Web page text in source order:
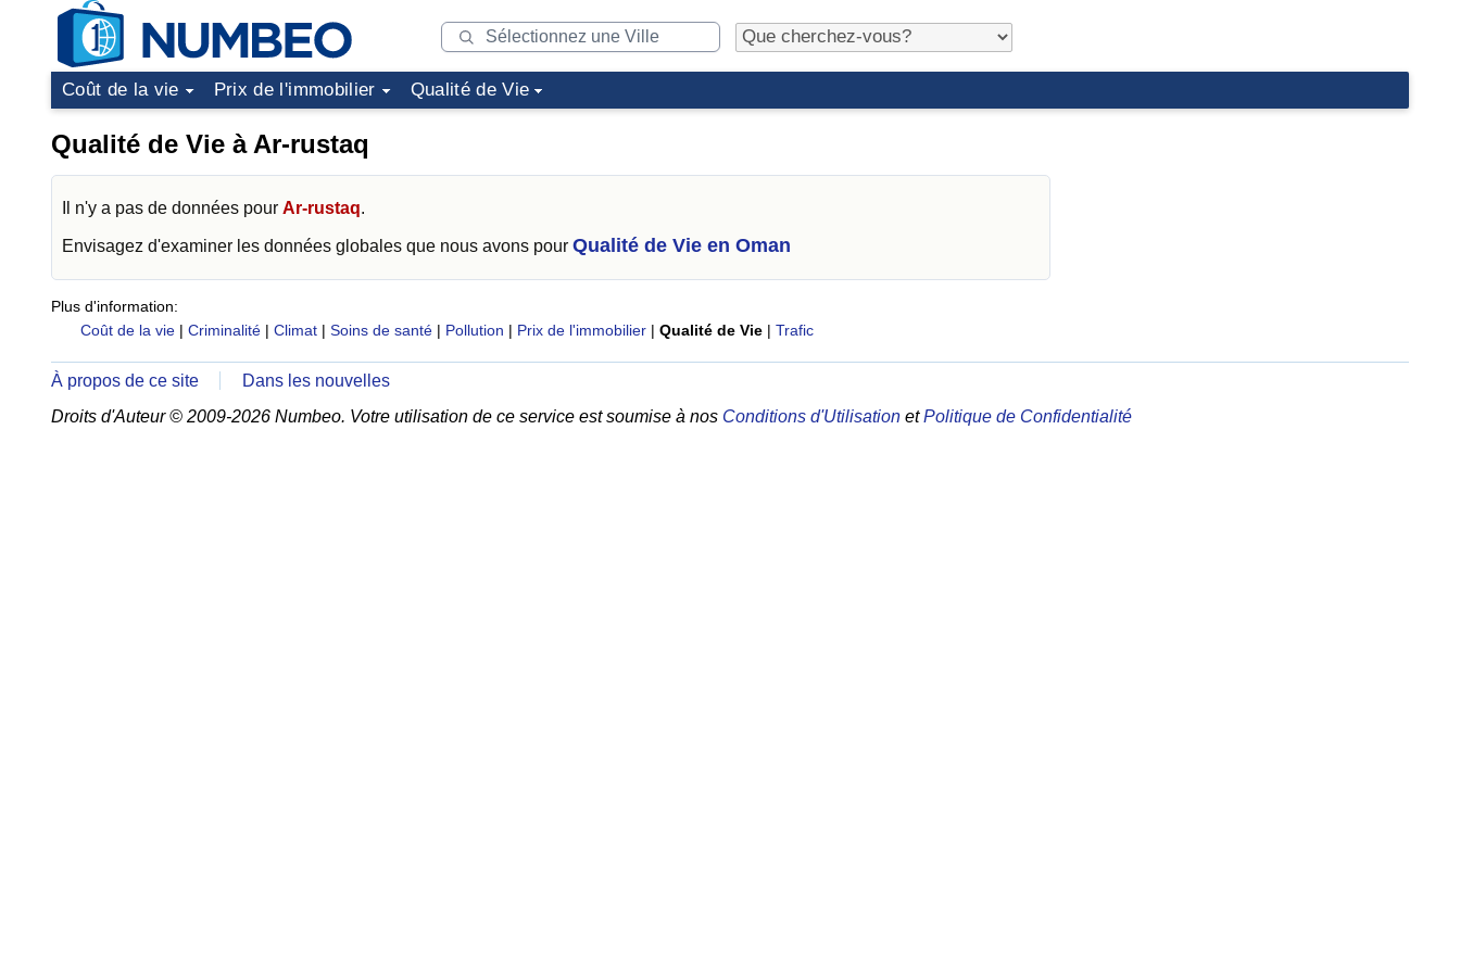
Coût de la vie Prix de l'immobilier Qualité de Vie
Qualité de Vie à Ar-rustaq
Il n'y a pas de données pour Ar-rustaq.
Envisagez d'examiner les données globales que nous avons pour Qualité de Vie en Oman
Plus d'information:
Coût de la vie | Criminalité | Climat | Soins de santé | Pollution | Prix de l'immobilier | Qualité de Vie | Trafic
À propos de ce site
Dans les nouvelles
Droits d'Auteur © 2009-2026 Numbeo. Votre utilisation de ce service est soumise à nos Conditions d'Utilisation etPolitique de Confidentialité